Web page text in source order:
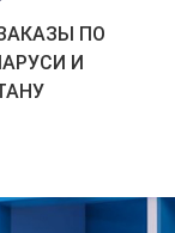
ПО
И